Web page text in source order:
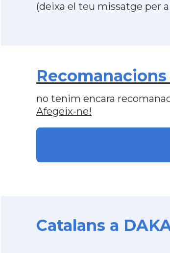
(deixa el teu missatge per
no tenim encara
Afegeix-ne!
Catalans a